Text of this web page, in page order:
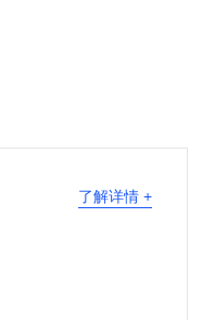
了解详情 +